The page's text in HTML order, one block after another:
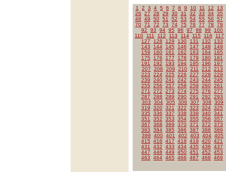
1 2 3 4 5 6 7 8 9 10 11 12
13
26
27 28 29 30 31 32 33 34 35
48
49 50 51 52 53 54 55 56
57
70 71 72 73 74 75 76 77 78
79
92
93 94 95 96 97 98 99
100
110
111 112 113 114 115 116
117
127
128 129 130 131 132
133
143
144 145 146 147 148
149
159
160 161 162 163 164
165
175
176 177 178 179 180
181
191
192 193 194 195 196
197
207
208 209 210 211 212
213
223
224 225 226 227 228
229
239
240 241 242 243 244 245
255
256 257 258 259 260 261
271
272 273 274 275 276
277
287
288 289 290 291 292
293
303
304 305 306 307 308
309
319
320 321 322 323 324 325
335
336 337 338 339 340 341
351
352 353 354 355 356
357
367
368 369 370 371 372
373
383
384 385 386 387 388
389
399
400 401 402 403 404 405
415
416 417 418 419 420 421
431
432 433 434 435 436
437
447
448 449 450 451 452
453
463
464 465 466 467 468 469